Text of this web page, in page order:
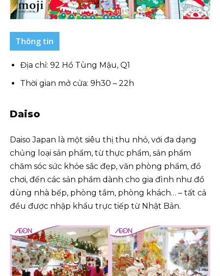
Thông tin
Địa chỉ: 92 Hồ Tùng Mậu, Q1
Thời gian mở cửa: 9h30 – 22h
Daiso
Daiso Japan là một siêu thị thu nhỏ, với đa dạng
chủng loại sản phẩm, từ thực phẩm, sản phẩm
chăm sóc sức khỏe sắc đẹp, văn phòng phẩm, đồ
chơi, đến các sản phẩm dành cho gia đình như đồ
dùng nhà bếp, phòng tắm, phòng khách… – tất cả
đều được nhập khẩu trực tiếp từ Nhật Bản.